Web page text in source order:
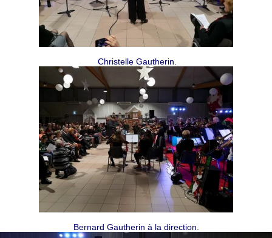
Christelle Gautherin.
Bernard Gautherin à la direction.